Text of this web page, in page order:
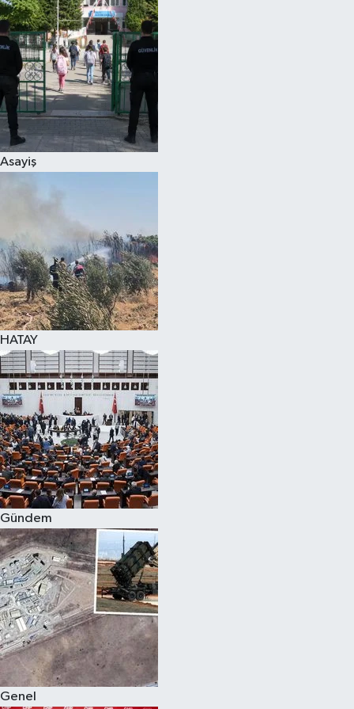
Asayiş
HATAY
Gündem
Genel
Spor
Teknoloji
Yaşam